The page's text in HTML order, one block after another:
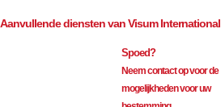
Aanvullende diensten van Visum International
Spoed?
Neem contact op voor de
mogelijkheden voor uw